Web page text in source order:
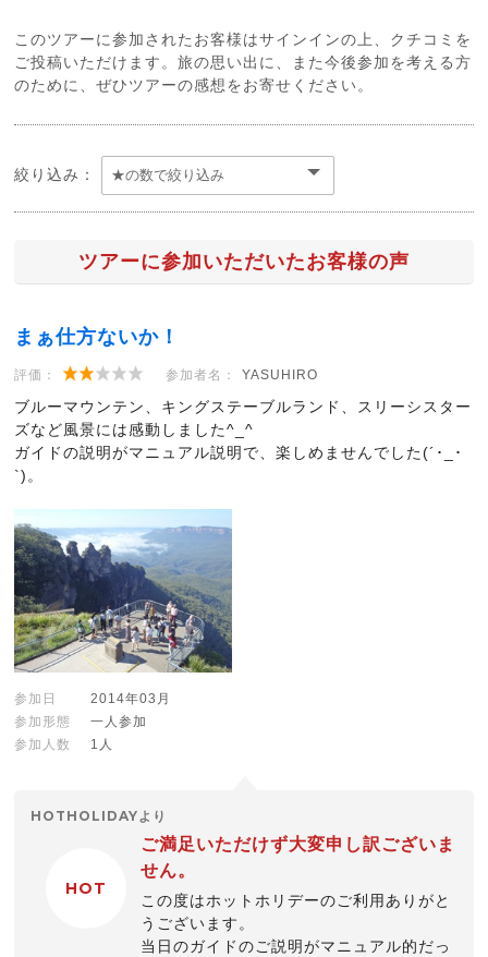
このツアーに参加されたお客様はサインインの上、クチコミを
ご投稿いただけます。旅の思い出に、また今後参加を考える方
のために、ぜひツアーの感想をお寄せください。
絞り込み：
ツアーに参加いただいたお客様の声
まぁ仕方ないか！
評価： 参加者名： YASUHIRO
ブルーマウンテン、キングステーブルランド、スリーシスター
ズなど風景には感動しました^_^
ガイドの説明がマニュアル説明で、楽しめませんでした(´･_･
`)。
参加日
2014年03月
参加形態
一人参加
参加人数
1人
HOTHOLIDAYより
HOT
ご満足いただけず大変申し訳ございま
せん。
この度はホットホリデーのご利用ありがと
うございます。
当日のガイドのご説明がマニュアル的だっ